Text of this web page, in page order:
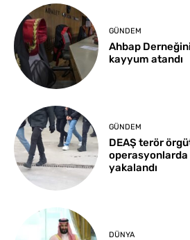
GÜNDEM
Ahbap
kayyum atandı
GÜNDEM
DEAŞ terör
operasyonlarda
yakalandı
DÜNYA